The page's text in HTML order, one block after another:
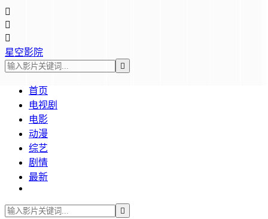



星空影院

首页
电视剧
电影
动漫
综艺
剧情
最新
